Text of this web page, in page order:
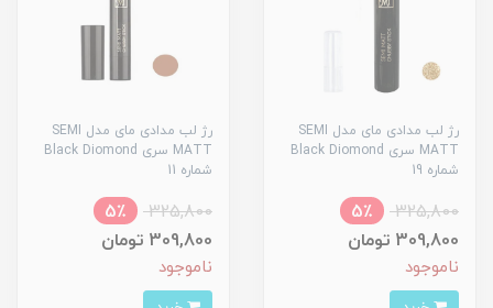
رژ لب مدادی مای مدل SEMI
MATT سری Black Diomond
شماره 19
325,800
5٪
309,800 تومان
ناموجود
رژ لب مدادی مای مدل SEMI
MATT سری Black Diomond
شماره 11
325,800
5٪
309,800 تومان
ناموجود